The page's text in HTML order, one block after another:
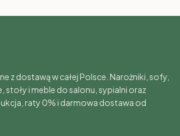
z dostawą w całej Polsce. Narożniki, sofy,
stoły i meble do salonu, sypialni oraz
raty 0% i darmowa dostawa od